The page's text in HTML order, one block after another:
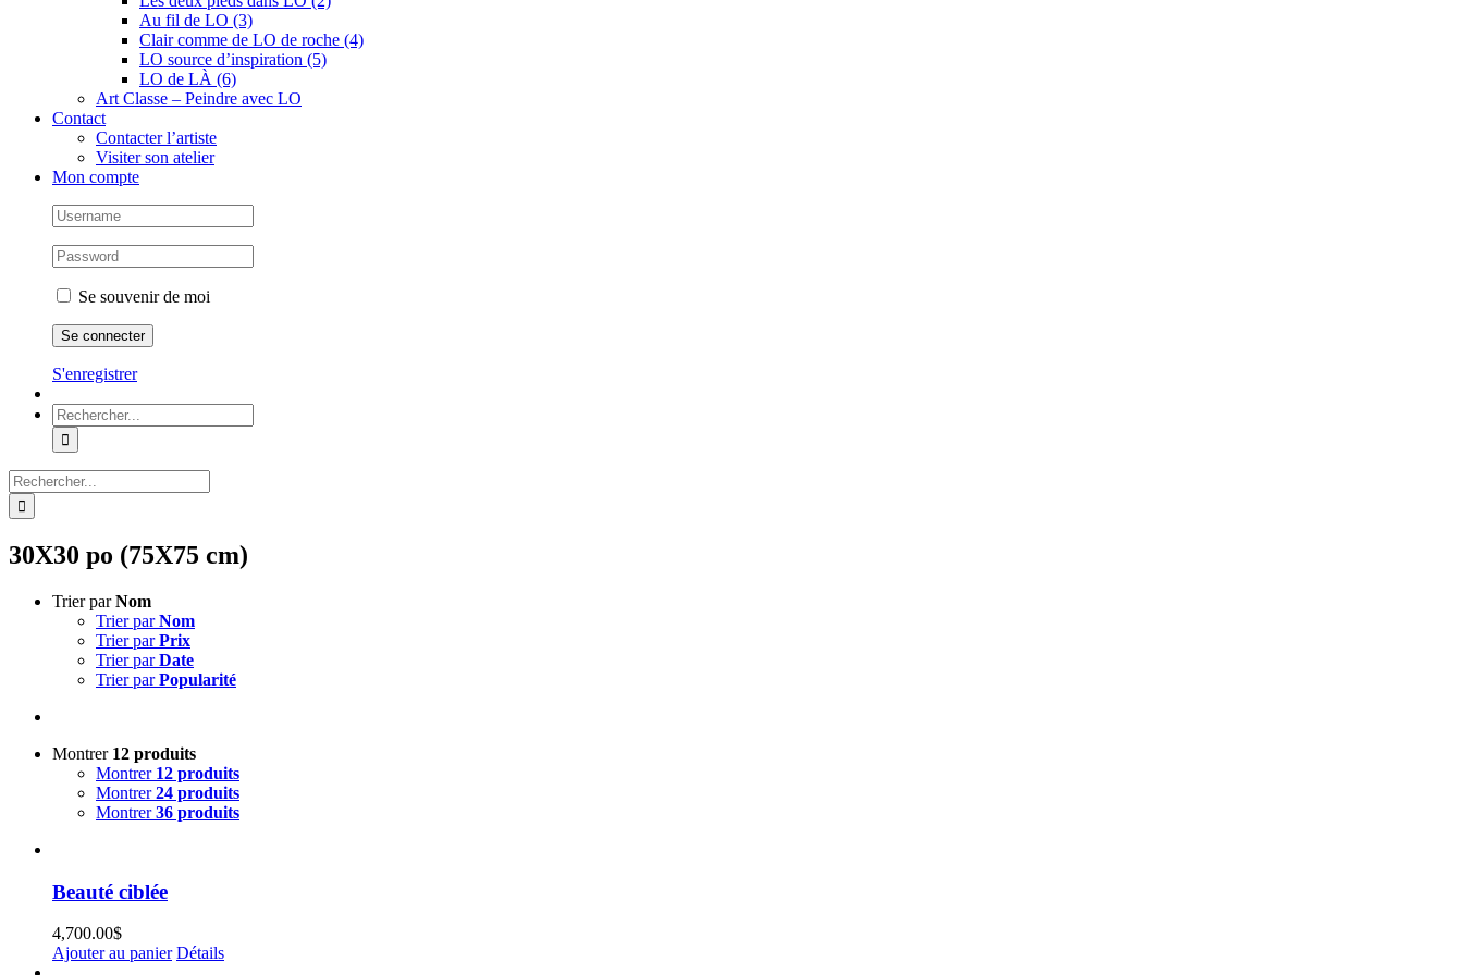
Au fil de LO (3)
Clair comme de LO de roche (4)
LO source d’inspiration (5)
LO de LÀ (6)
Art Classe – Peindre avec LO
Contact
Contacter l’artiste
Visiter son atelier
Mon compte
Se souvenir de moi
S'enregistrer
Rechercher:
Rechercher:
30X30 po (75X75 cm)
Trier parNom
Trier parNom
Trier parPrix
Trier parDate
Trier parPopularité
Montrer 12 produits
Montrer 12 produits
Montrer24 produits
Montrer36 produits
Beauté ciblée
4,700.00$
Ajouter au panier Détails